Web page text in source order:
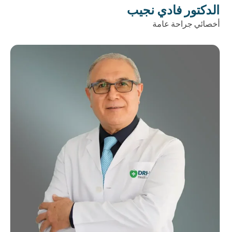
الدكتور فادي نجيب
أخصائي جراحة عامة